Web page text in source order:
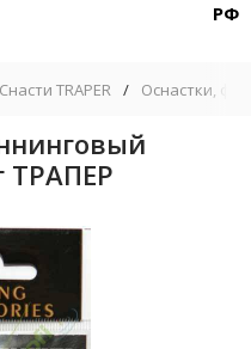
РФ
Снасти TRAPER / Оснастки,
ТРАПЕР